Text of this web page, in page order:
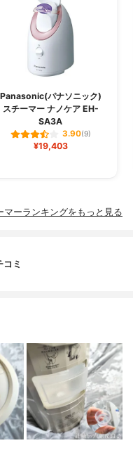
Panasonic(パナソニック)
スチーマー ナノケア EH-
SA3A
3.90(9)
¥19,403
マーランキングをもっと見る
コミ